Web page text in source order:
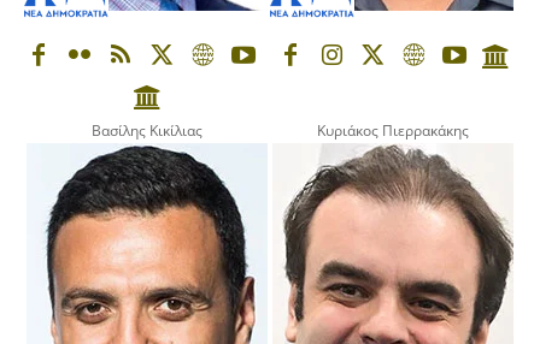
Βασίλης Κικίλιας Κυριάκος Πιερρακάκης